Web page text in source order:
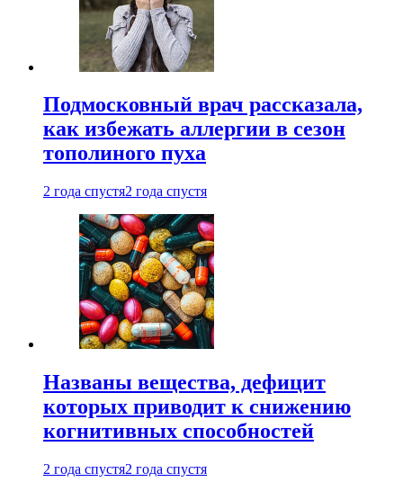
Подмосковный врач рассказала,
как избежать аллергии в сезон
тополиного пуха
2 года спустя2 года спустя
Названы вещества, дефицит
которых приводит к снижению
когнитивных способностей
2 года спустя2 года спустя